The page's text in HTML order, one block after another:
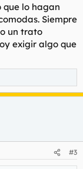
que lo hagan
Siempre
un trato
exigir algo que
#3